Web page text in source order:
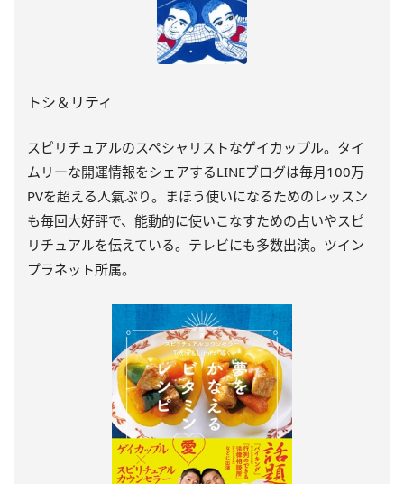
トシ＆リティ
スピリチュアルのスペシャリストなゲイカップル。タイ
ムリーな開運情報をシェアするLINEブログは毎月100万
PVを超える人氣ぶり。まほう使いになるためのレッスン
も毎回大好評で、能動的に使いこなすための占いやスピ
リチュアルを伝えている。テレビにも多数出演。ツイン
プラネット所属。